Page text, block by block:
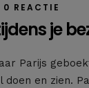
0 REACTIE
je
Parijs
doen en zien.